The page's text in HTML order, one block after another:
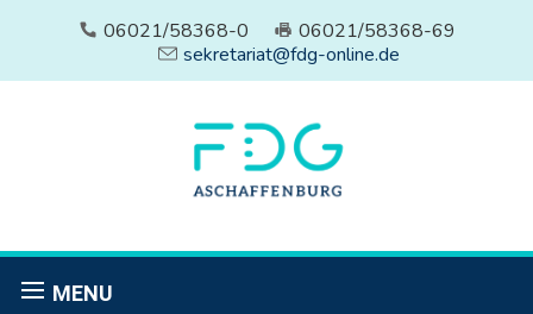
06021/58368-0
06021/58368-69
sekretariat@fdg-online.de
MENU